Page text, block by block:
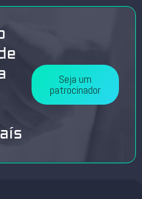
Seja um
patrocinador